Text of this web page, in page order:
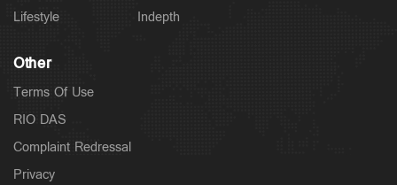
Lifestyle
Indepth
Other
Terms Of Use
RIO DAS
Complaint Redressal
Privacy